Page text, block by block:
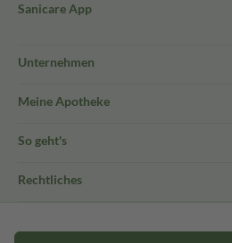
Sanicare App
Unternehmen
Meine Apotheke
So geht's
Rechtliches